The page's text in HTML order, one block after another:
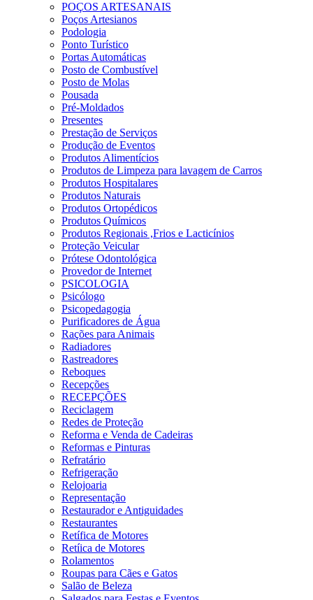
POÇOS ARTESANAIS
Poços Artesianos
Podologia
Ponto Turístico
Portas Automáticas
Posto de Combustível
Posto de Molas
Pousada
Pré-Moldados
Presentes
Prestação de Serviços
Produção de Eventos
Produtos Alimentícios
Produtos de Limpeza para lavagem de Carros
Produtos Hospitalares
Produtos Naturais
Produtos Ortopédicos
Produtos Químicos
Produtos Regionais ,Frios e Lacticínios
Proteção Veicular
Prótese Odontológica
Provedor de Internet
PSICOLOGIA
Psicólogo
Psicopedagogia
Purificadores de Água
Rações para Animais
Radiadores
Rastreadores
Reboques
Recepções
RECEPÇÕES
Reciclagem
Redes de Proteção
Reforma e Venda de Cadeiras
Reformas e Pinturas
Refratário
Refrigeração
Relojoaria
Representação
Restaurador e Antiguidades
Restaurantes
Retífica de Motores
Retíica de Motores
Rolamentos
Roupas para Cães e Gatos
Salão de Beleza